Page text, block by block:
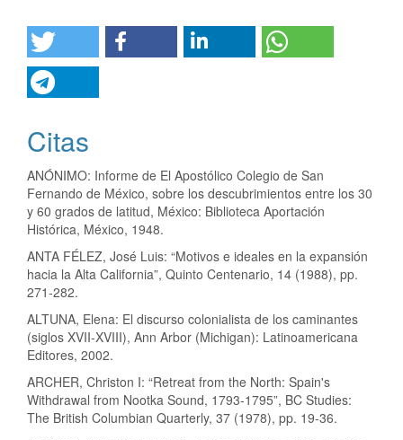
Citas
ANÓNIMO: Informe de El Apostólico Colegio de San
Fernando de México, sobre los descubrimientos entre los 30
y 60 grados de latitud, México: Biblioteca Aportación
Histórica, México, 1948.
ANTA FÉLEZ, José Luis: “Motivos e ideales en la expansión
hacia la Alta California”, Quinto Centenario, 14 (1988), pp.
271-282.
ALTUNA, Elena: El discurso colonialista de los caminantes
(siglos XVII-XVIII), Ann Arbor (Michigan): Latinoamericana
Editores, 2002.
ARCHER, Christon I: “Retreat from the North: Spain's
Withdrawal from Nootka Sound, 1793-1795”, BC Studies:
The British Columbian Quarterly, 37 (1978), pp. 19-36.